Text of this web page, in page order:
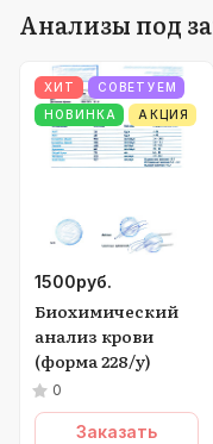
Анализы под
ХИТ
СОВЕТУЕМ
НОВИНКА
АКЦИЯ
1500руб.
Биохимический
анализ крови
(форма 228/у)
0
Заказать